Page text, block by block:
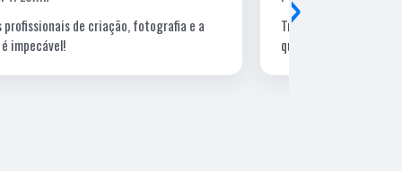
de arte e impressão de excelente